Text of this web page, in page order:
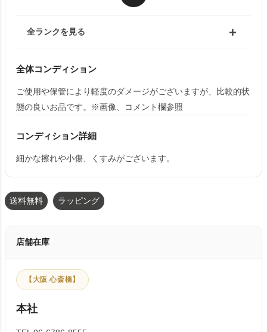
全ランクを見る
全体コンディション
ご使用や保管により軽度のダメージがございますが、比較的状
態の良いお品です。※画像、コメント欄参照
コンディション詳細
細かな擦れや小傷、くすみがございます。
送料無料 ラッピング
店舗在庫
【大阪 心斎橋】
本社